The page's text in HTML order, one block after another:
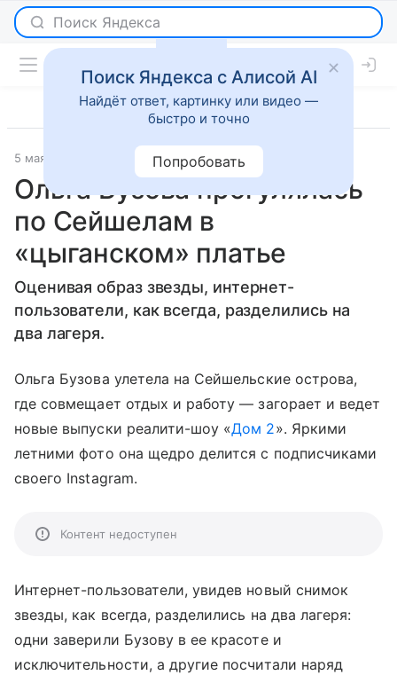
5 мая 2018 Светская жизнь
Ольга Бузова прогулялась
по Сейшелам в
«цыганском» платье
Оценивая образ звезды, интернет-
пользователи, как всегда, разделились на
два лагеря.
Ольга Бузова улетела на Сейшельские острова,
где совмещает отдых и работу — загорает и ведет
новые выпуски реалити-шоу «Дом 2». Яркими
летними фото она щедро делится с подписчиками
своего Instagram.
Контент недоступен
Интернет-пользователи, увидев новый снимок
звезды, как всегда, разделились на два лагеря:
одни заверили Бузову в ее красоте и
исключительности, а другие посчитали наряд
Поиск Яндекса с Алисой AI
Найдёт ответ, картинку или видео —
быстро и точно
Попробовать